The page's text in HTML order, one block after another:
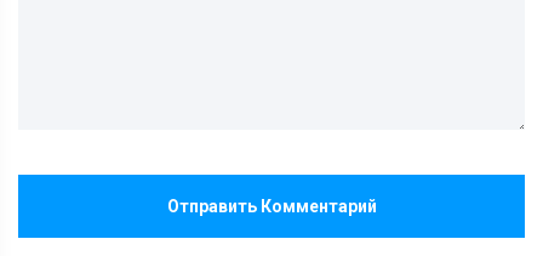
Отправить Комментарий